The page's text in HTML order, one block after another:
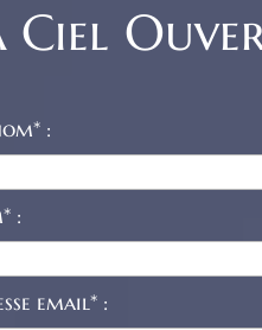
:
:
email* :